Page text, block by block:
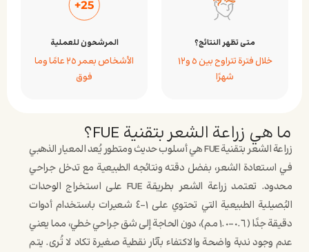
متى تظهر النتائج؟
خلال فترة تتراوح بين ٥ و١٢
شهرًا
المرشحون للعملية
الأشخاص بعمر ٢٥ عامًا وما
فوق
ما هي زراعة الشعر بتقنية FUE؟
زراعة الشعر بتقنية FUE هي أسلوب حديث ومتطور يُعد المعيار الذهبي
في استعادة الشعر، بفضل دقته ونتائجه الطبيعية مع تدخل جراحي
محدود. تعتمد زراعة الشعر بطريقة FUE على استخراج الوحدات
البُصيلية الطبيعية التي تحتوي على ١–٤ شعيرات باستخدام أدوات
دقيقة جدًا (٠.٦–١.٠ مم)، دون الحاجة إلى شق جراحي خطي، مما يعني
عدم وجود ندبة واضحة والاكتفاء بآثار نقطية صغيرة تكاد لا تُرى. يتم